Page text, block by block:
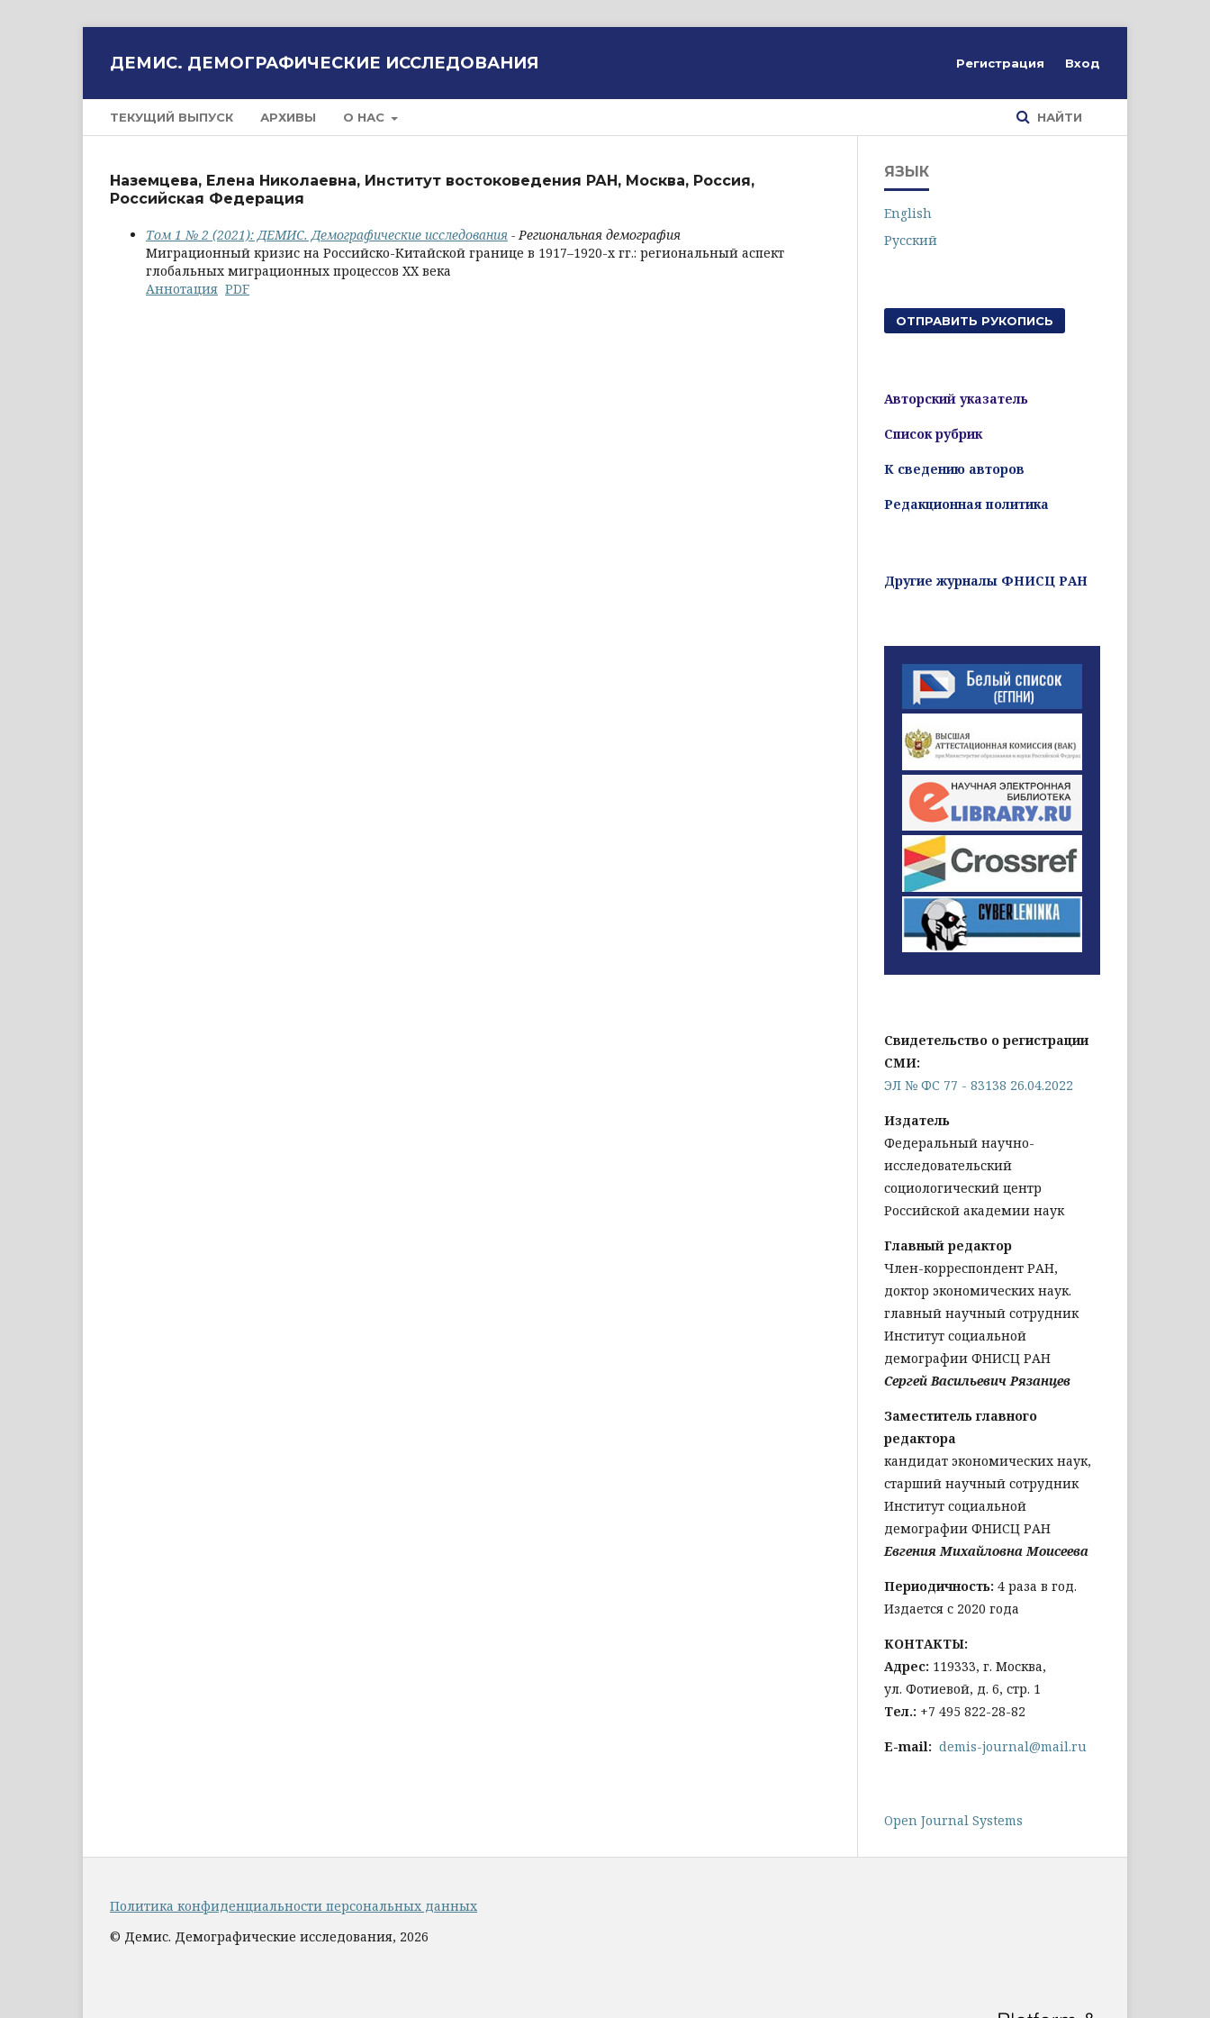
ДЕМИС. ДЕМОГРАФИЧЕСКИЕ ИССЛЕДОВАНИЯ
ТЕКУЩИЙ ВЫПУСК АРХИВЫ О НАС НАЙТИ
Регистрация Вход
Наземцева, Елена Николаевна, Институт востоковедения РАН, Москва, Россия,
Российская Федерация
Том 1 № 2 (2021): ДЕМИС. Демографические исследования - Региональная демография
Миграционный кризис на Российско-Китайской границе в 1917–1920-х гг.: региональный аспект
глобальных миграционных процессов XX века
Аннотация PDF
ЯЗЫК
English
Русский
ОТПРАВИТЬ РУКОПИСЬ
Авторский указатель
Список рубрик
К сведению авторов
Редакционная политика
Другие журналы ФНИСЦ РАН
Свидетельство о регистрации
СМИ:
ЭЛ № ФС 77 - 83138 26.04.2022
Издатель
Федеральный научно-
исследовательский
социологический центр
Российской академии наук
Главный редактор
Член-корреспондент РАН,
доктор экономических наук.
главный научный сотрудник
Институт социальной
демографии ФНИСЦ РАН
Сергей Васильевич Рязанцев
Заместитель главного
редактора
кандидат экономических наук,
старший научный сотрудник
Институт социальной
демографии ФНИСЦ РАН
Евгения Михайловна Моисеева
Периодичность: 4 раза в год.
Издается с 2020 года
КОНТАКТЫ:
Адрес: 119333, г. Москва,
ул. Фотиевой, д. 6, стр. 1
Тел.: +7 495 822-28-82
E-mail: demis-journal@mail.ru
Open Journal Systems
Политика конфиденциальности персональных данных
© Демис. Демографические исследования, 2026